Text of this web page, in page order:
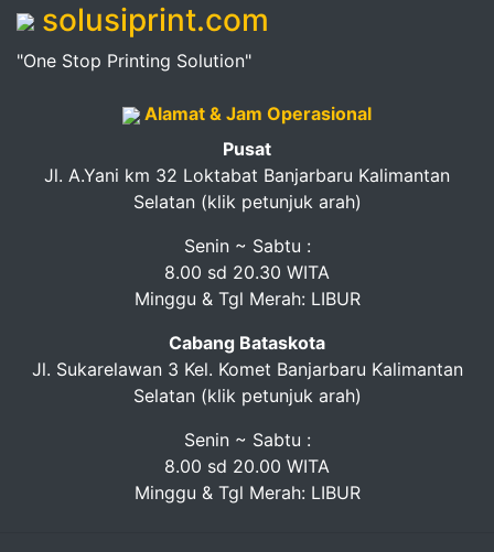
solusiprint.com
"One Stop Printing Solution"
Alamat & Jam Operasional
Pusat
Jl. A.Yani km 32 Loktabat Banjarbaru Kalimantan
Selatan (klik petunjuk arah)
Senin ~ Sabtu :
8.00 sd 20.30 WITA
Minggu & Tgl Merah: LIBUR
Cabang Bataskota
Jl. Sukarelawan 3 Kel. Komet Banjarbaru Kalimantan
Selatan (klik petunjuk arah)
Senin ~ Sabtu :
8.00 sd 20.00 WITA
Minggu & Tgl Merah: LIBUR